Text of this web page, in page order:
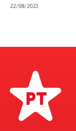
22/08/2023